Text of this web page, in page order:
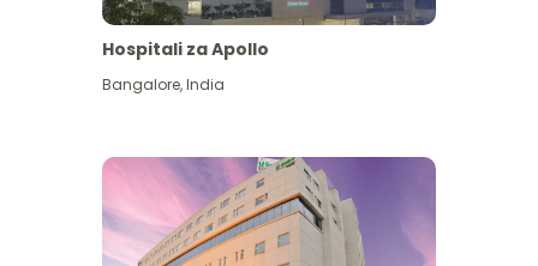
Hospitali za Apollo
Bangalore,India